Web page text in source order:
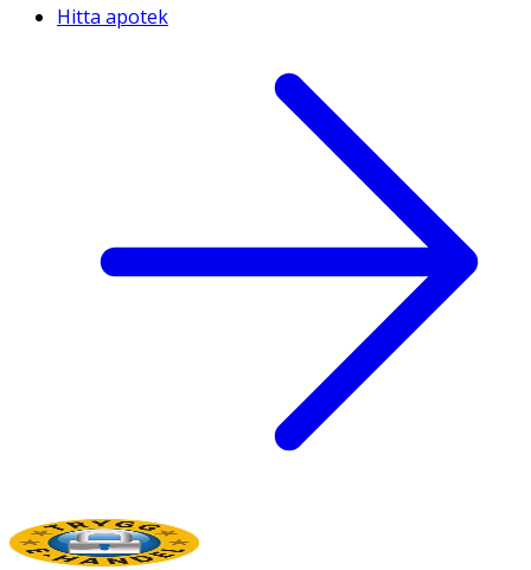
Hitta apotek